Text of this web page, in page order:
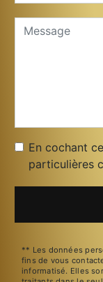
En cochant
particulières
** Les données
fins de vous
informatisé. Elles